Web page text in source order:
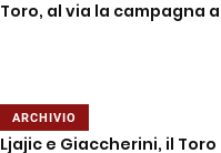
Toro, al via la campagna
ARCHIVIO
Ljajic e Giaccherini, il